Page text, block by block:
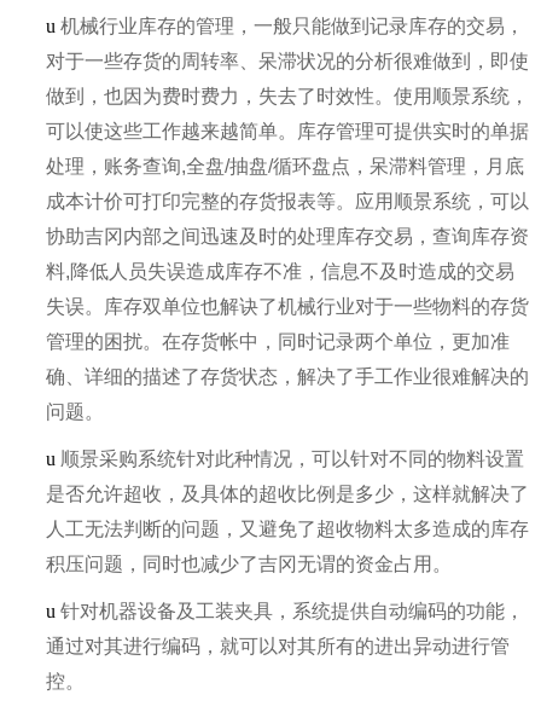
u 机械行业库存的管理，一般只能做到记录库存的交易，
对于一些存货的周转率、呆滞状况的分析很难做到，即使
做到，也因为费时费力，失去了时效性。使用顺景系统，
可以使这些工作越来越简单。库存管理可提供实时的单据
处理，账务查询,全盘/抽盘/循环盘点，呆滞料管理，月底
成本计价可打印完整的存货报表等。应用顺景系统，可以
协助吉冈内部之间迅速及时的处理库存交易，查询库存资
料,降低人员失误造成库存不准，信息不及时造成的交易
失误。库存双单位也解诀了机械行业对于一些物料的存货
管理的困扰。在存货帐中，同时记录两个单位，更加准
确、详细的描述了存货状态，解决了手工作业很难解决的
问题。
u 顺景采购系统针对此种情况，可以针对不同的物料设置
是否允许超收，及具体的超收比例是多少，这样就解决了
人工无法判断的问题，又避免了超收物料太多造成的库存
积压问题，同时也减少了吉冈无谓的资金占用。
u 针对机器设备及工装夹具，系统提供自动编码的功能，
通过对其进行编码，就可以对其所有的进出异动进行管
控。